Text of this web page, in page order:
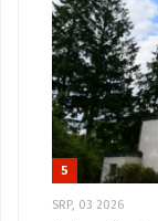
5
SRP, 03 2026